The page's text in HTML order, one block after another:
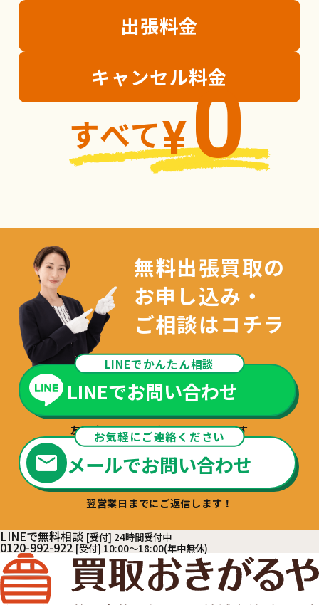
出張料金
キャンセル料金
すべて¥0
無料出張買取の
お申し込み・
ご相談はコチラ
LINEでかんたん相談
LINEでお問い合わせ
友達追加でお問い合わせいただけます
お気軽にご連絡ください
メールでお問い合わせ
翌営業日までにご返信します！
LINEで無料相談 [受付] 24時間受付中
0120-992-922 [受付] 10:00～18:00(年中無休)